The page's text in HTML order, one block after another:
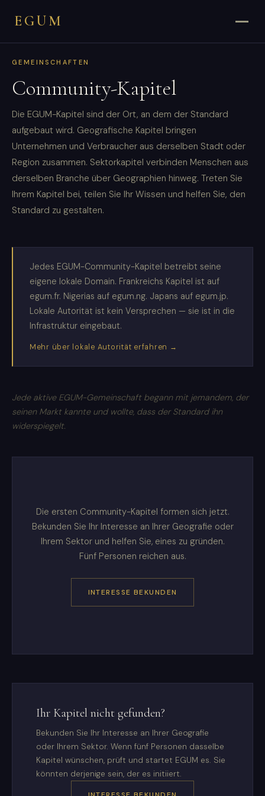
EGUM
GEMEINSCHAFTEN
Community-Kapitel
Die EGUM-Kapitel sind der Ort, an dem der Standard
aufgebaut wird. Geografische Kapitel bringen
Unternehmen und Verbraucher aus derselben Stadt oder
Region zusammen. Sektorkapitel verbinden Menschen aus
derselben Branche über Geographien hinweg. Treten Sie
Ihrem Kapitel bei, teilen Sie Ihr Wissen und helfen Sie, den
Standard zu gestalten.
Jedes EGUM-Community-Kapitel betreibt seine
eigene lokale Domain. Frankreichs Kapitel ist auf
egum.fr. Nigerias auf egum.ng. Japans auf egum.jp.
Lokale Autorität ist kein Versprechen — sie ist in die
Infrastruktur eingebaut.
Mehr über lokale Autorität erfahren →
Jede aktive EGUM-Gemeinschaft begann mit jemandem, der
seinen Markt kannte und wollte, dass der Standard ihn
widerspiegelt.
Die ersten Community-Kapitel formen sich jetzt.
Bekunden Sie Ihr Interesse an Ihrer Geografie oder
Ihrem Sektor und helfen Sie, eines zu gründen.
Fünf Personen reichen aus.
INTERESSE BEKUNDEN
Ihr Kapitel nicht gefunden?
Bekunden Sie Ihr Interesse an Ihrer Geografie
oder Ihrem Sektor. Wenn fünf Personen dasselbe
Kapitel wünschen, prüft und startet EGUM es. Sie
könnten derjenige sein, der es initiiert.